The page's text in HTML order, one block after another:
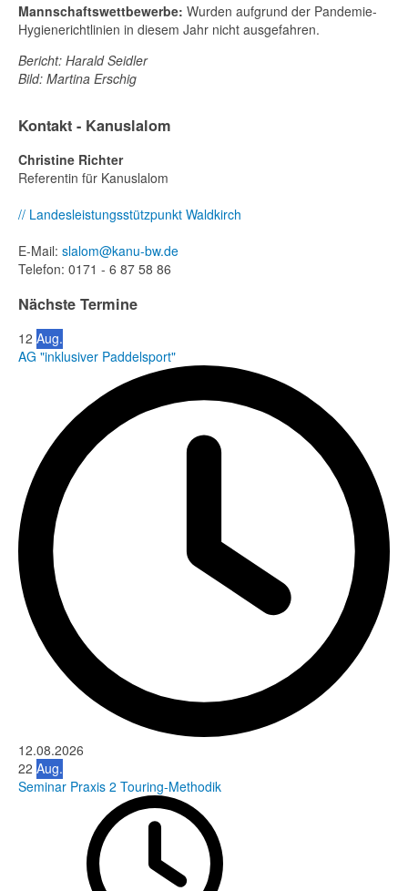
Mannschaftswettbewerbe: Wurden aufgrund der Pandemie-
Hygienerichtlinien in diesem Jahr nicht ausgefahren.
Bericht: Harald Seidler
Bild: Martina Erschig
Kontakt - Kanuslalom
Christine Richter
Referentin für Kanuslalom
// Landesleistungsstützpunkt Waldkirch
E-Mail: slalom@kanu-bw.de
Telefon: 0171 - 6 87 58 86
Nächste Termine
12 Aug.
AG "inklusiver Paddelsport"
12.08.2026
22 Aug.
Seminar Praxis 2 Touring-Methodik